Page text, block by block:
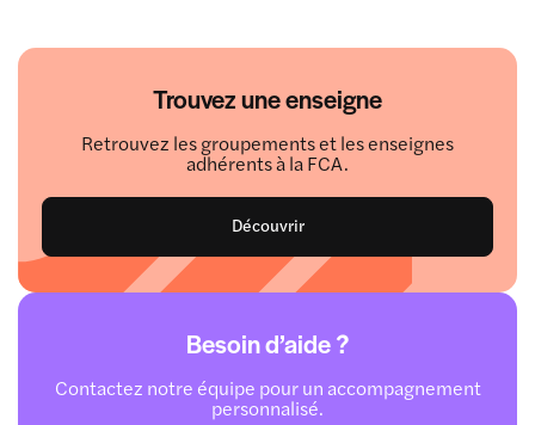
Trouvez une enseigne
Retrouvez les groupements et les enseignes
adhérents à la FCA.
Découvrir
Besoin d’aide ?
Contactez notre équipe pour un accompagnement
personnalisé.